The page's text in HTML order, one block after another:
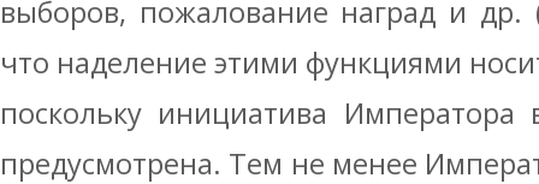
выборов, пожалование наград и др.
что наделение этими функциями
поскольку инициатива
предусмотрена. Тем не менее